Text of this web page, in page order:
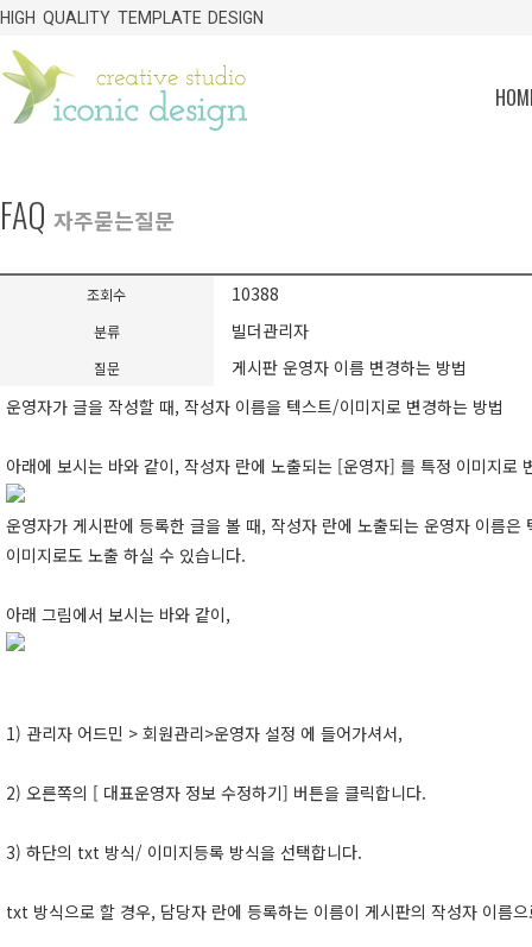
HIGH QUALITY TEMPLATE DESIGN
FAQ 자주묻는질문
조회수 10388
분류 빌더관리자
질문
게시판 운영자 이름 변경하는 방법
운영자가 글을 작성할 때, 작성자 이름을 텍스트/이미지로 변경하는 방법
아래에 보시는 바와 같이, 작성자 란에 노출되는 [운영자] 를 특정 이미지로
운영자가 게시판에 등록한 글을 볼 때, 작성자 란에 노출되는 운영자 이름은
이미지로도 노출 하실 수 있습니다.
아래 그림에서 보시는 바와 같이,
1) 관리자 어드민 > 회원관리>운영자 설정 에 들어가셔서,
2) 오른쪽의 [ 대표운영자 정보 수정하기] 버튼을 클릭합니다.
3) 하단의 txt 방식/ 이미지등록 방식을 선택합니다.
txt 방식으로 할 경우, 담당자 란에 등록하는 이름이 게시판의 작성자 이름